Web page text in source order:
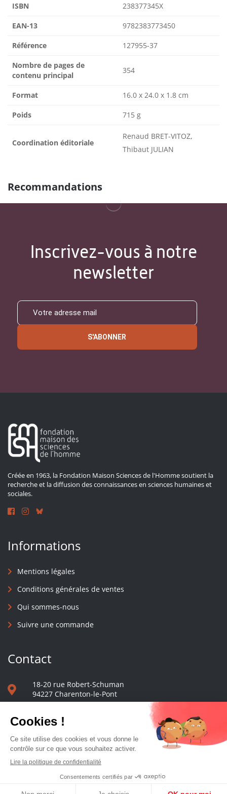
ISBN 238377345X
EAN-13 9782383773450
Référence 127955-37
Nombre de pages de
contenu principal
354
Format 16.0 x 24.0 x 1.8 cm
Poids 715 g
Coordination éditoriale
Renaud BRET-VITOZ,
Thibaut JULIAN
Recommandations
Inscrivez-vous à notre
newsletter
S'ABONNER
Créée en 1963, la Fondation Maison Sciences de l'Homme soutient la
recherche et la diffusion des connaissances en sciences humaines et
sociales.
Informations
Mentions légales
Conditions générales de ventes
Qui sommes-nous
Suivre une commande
Contact
18-20 rue Robert-Schuman
94227 Charenton-le-Pont